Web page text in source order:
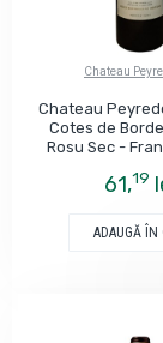
Chateau
Chateau
Cotes de
Rosu Sec -
61,19
ADAUGĂ ÎN